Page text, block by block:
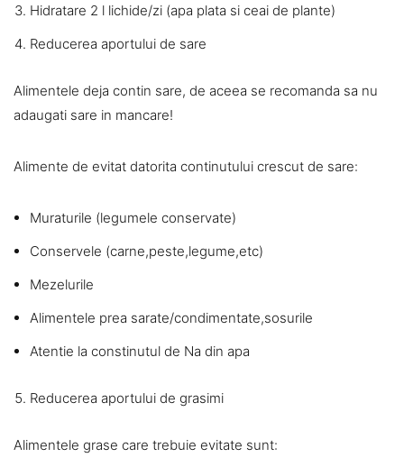
Hidratare 2 l lichide/zi (apa plata si ceai de plante)
Reducerea aportului de sare
Alimentele deja contin sare, de aceea se recomanda sa nu
adaugati sare in mancare!
Alimente de evitat datorita continutului crescut de sare:
Muraturile (legumele conservate)
Conservele (carne,peste,legume,etc)
Mezelurile
Alimentele prea sarate/condimentate,sosurile
Atentie la constinutul de Na din apa
Reducerea aportului de grasimi
Alimentele grase care trebuie evitate sunt: